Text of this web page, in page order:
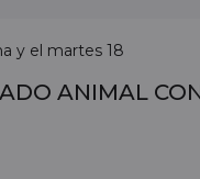
y el martes 18
ANIMAL